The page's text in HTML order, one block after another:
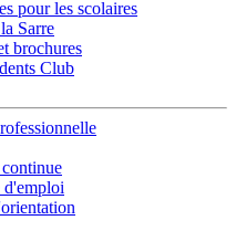
pour les scolaires
Sarre
brochures
Club
d'emploi